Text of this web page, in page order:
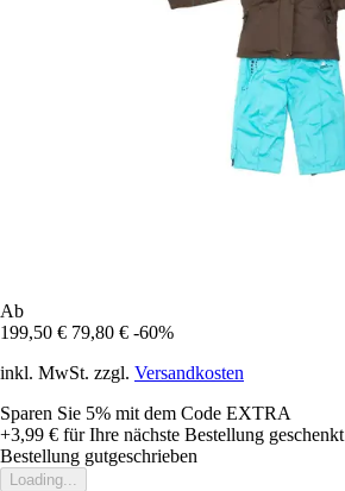
Ab
199,50 € 79,80 € -60%
inkl. MwSt. zzgl. Versandkosten
Sparen Sie 5% mit dem Code EXTRA
+3,99 € für Ihre nächste Bestellung geschenkt
Bestellung gutgeschrieben
Loading...